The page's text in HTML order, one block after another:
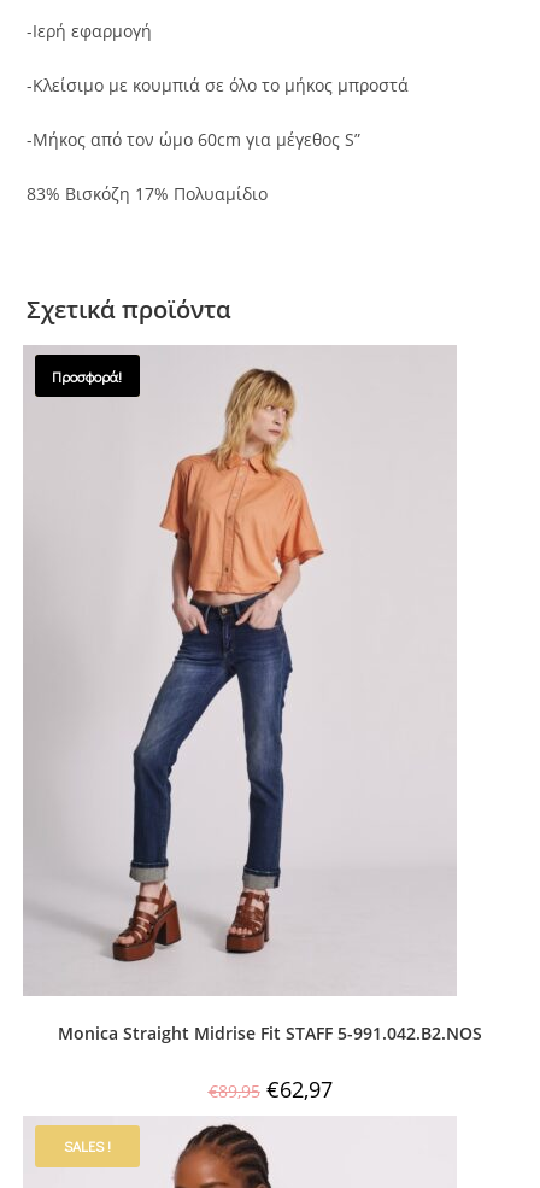
-Ιερή εφαρμογή
-Κλείσιμο με κουμπιά σε όλο το μήκος μπροστά
-Μήκος από τον ώμο 60cm για μέγεθος S”
83% Βισκόζη 17% Πολυαμίδιο
Σχετικά προϊόντα
SALES !
Προσφορά!
Monica Straight Midrise Fit STAFF 5-991.042.B2.NOS
€89,95 €62,97
SALES !